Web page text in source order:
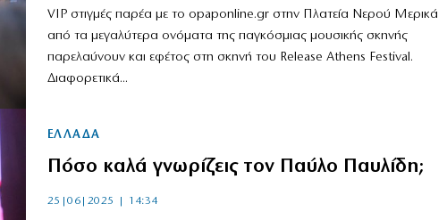
VIP στιγμές παρέα με το opaponline.gr στην Πλατεία Νερού Μερικά
από τα μεγαλύτερα ονόματα της παγκόσμιας μουσικής σκηνής
παρελαύνουν και εφέτος στη σκηνή του Release Athens Festival.
Διαφορετικά...
ΕΛΛΑΔΑ
Πόσο καλά γνωρίζεις τον Παύλο Παυλίδη;
25|06|2025 | 14:34